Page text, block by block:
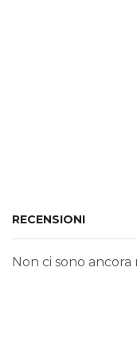
RECENSIONI
Non ci sono ancora